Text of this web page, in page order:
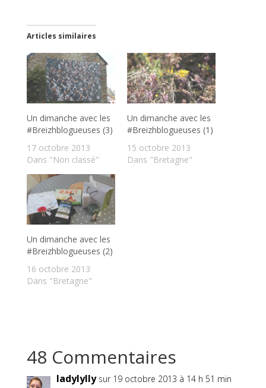
Articles similaires
Un dimanche avec les
#Breizhblogueuses (3)
17 octobre 2013
Dans "Non classé"
Un dimanche avec les
#Breizhblogueuses (1)
15 octobre 2013
Dans "Bretagne"
Un dimanche avec les
#Breizhblogueuses (2)
16 octobre 2013
Dans "Bretagne"
48 Commentaires
ladylylly sur 19 octobre 2013 à 14 h 51 min